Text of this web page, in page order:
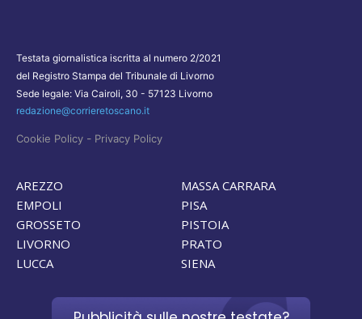
Testata giornalistica iscritta al numero 2/2021
del Registro Stampa del Tribunale di Livorno
Sede legale: Via Cairoli, 30 - 57123 Livorno
redazione@corrieretoscano.it
Cookie Policy - Privacy Policy
AREZZO
EMPOLI
GROSSETO
LIVORNO
LUCCA
MASSA CARRARA
PISA
PISTOIA
PRATO
SIENA